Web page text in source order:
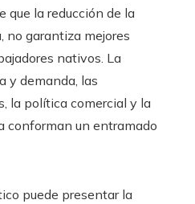
que la reducción de la
no garantiza mejores
nativos. La
y demanda, las
la política comercial y la
conforman un entramado
puede presentar la